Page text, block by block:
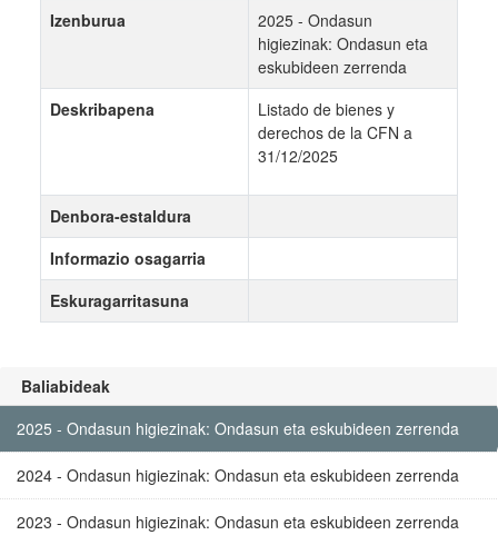
Baliabideak
2025 - Ondasun higiezinak: Ondasun eta eskubideen zerrenda
2024 - Ondasun higiezinak: Ondasun eta eskubideen zerrenda
2023 - Ondasun higiezinak: Ondasun eta eskubideen zerrenda
Izenburua
2025 - Ondasun
higiezinak: Ondasun eta
eskubideen zerrenda
Deskribapena
Listado de bienes y
derechos de la CFN a
31/12/2025
Denbora-estaldura
Informazio osagarria
Eskuragarritasuna